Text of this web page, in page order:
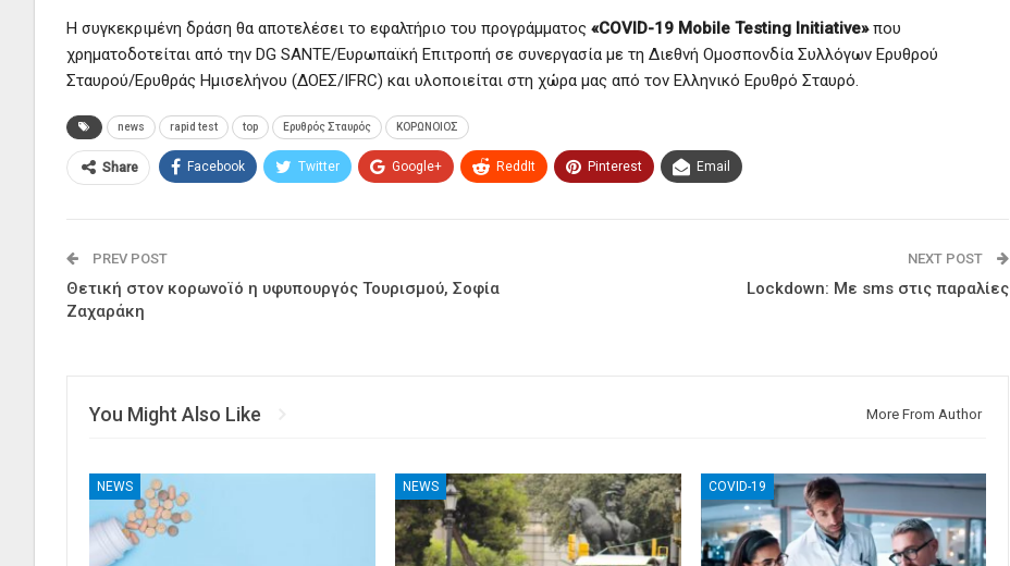
Η συγκεκριμένη δράση θα αποτελέσει το εφαλτήριο του προγράμματος «COVID-19 Mobile Testing Initiative»που
χρηματοδοτείται από την DG SANTE/Ευρωπαϊκή Επιτροπή σε συνεργασία με τη Διεθνή Ομοσπονδία Συλλόγων Ερυθρού
Σταυρού/Ερυθράς Ημισελήνου (ΔΟΕΣ/IFRC) και υλοποιείται στη χώρα μας από τον Ελληνικό Ερυθρό Σταυρό.
news rapid test top Ερυθρός Σταυρός ΚΟΡΩΝΟΙΟΣ
Share Facebook Twitter Google+ ReddIt Pinterest Email
PREV POST
Θετική στον κορωνοϊό η υφυπουργός Τουρισμού, Σοφία
Ζαχαράκη
NEXT POST
Lockdown: Με sms στις παραλίες
You Might Also Like More From Author
NEWS NEWS COVID-19